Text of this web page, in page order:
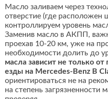
Масло заливаем через
отверстие (где
контроллируем уровень
Заменив масло в АКПП,
проехав 10-20 км, уже на
необходимости долить до
масла зависит не только от
езды на Mercedes-Benz B
ориентироваться не на
на степень загрязненности